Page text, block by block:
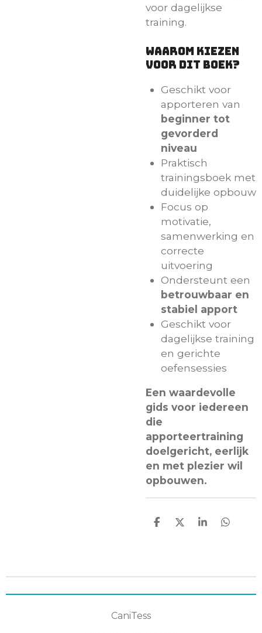
voor dagelijkse
training.
Waarom kiezen
voor dit boek?
Geschikt voor
apporteren van
beginner tot
gevorderd
niveau
Praktisch
trainingsboek met
duidelijke opbouw
Focus op
motivatie,
samenwerking en
correcte
uitvoering
Ondersteunt een
betrouwbaar en
stabiel apport
Geschikt voor
dagelijkse training
en gerichte
oefensessies
Een waardevolle
gids voor iedereen
die
apporteertraining
doelgericht, eerlijk
en met plezier wil
opbouwen.
D
D
S
D
CaniTess